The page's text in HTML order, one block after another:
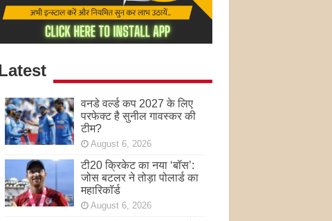
वनडे वर्ल्ड कप 2027 के लिए
परफेक्ट है सुनील गावस्कर की
टीम?
August 6, 2026
टी20 क्रिकेट का नया ‘बॉस’:
जोस बटलर ने तोड़ा पोलार्ड का
महारिकॉर्ड
August 6, 2026